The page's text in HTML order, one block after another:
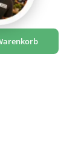
die Schaltflächen um